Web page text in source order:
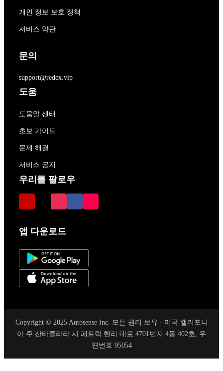
개인 정보 보호 정책
서비스 약관
문의
support@redex.vip
도움
도움말 센터
초보 가이드
문제 해결
서비스 공지
우리를 팔로우
앱 다운로드
Copyright © 2025 Autosense Inc. 모든 권리 보유 · 미국 캘리포니
아 주 산타클라라 시 패트릭 헨리 대로 4701번지 4동 402호, 우
편번호 95054